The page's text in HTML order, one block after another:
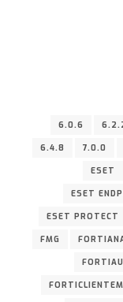
6.0.6
6.4.8 7.0.0
ESET
ESET
ESET PROTECT
FMG